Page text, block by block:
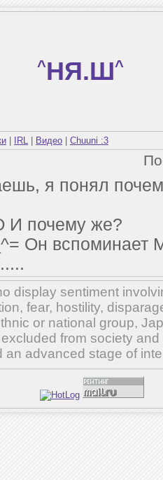
^НЯ.Ш^
IRL Видео Chuuni :3
я понял
И почему же?
Он вспоминает
display sentiment
fear, hostility,
or national group,
from society
an advanced stage of